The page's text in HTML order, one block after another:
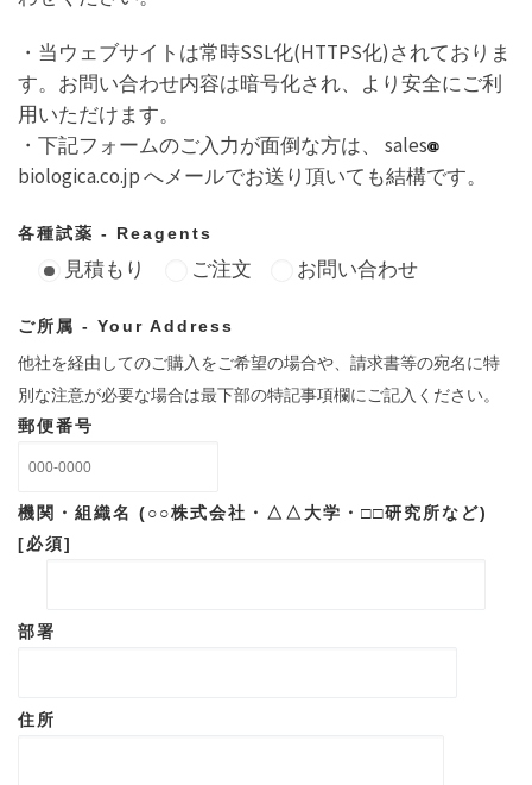
・当ウェブサイトは常時SSL化(HTTPS化)されておりま
す。お問い合わせ内容は暗号化され、より安全にご利
用いただけます。
・下記フォームのご入力が面倒な方は、 sales
biologica.co.jp へメールでお送り頂いても結構です。
各種試薬 - Reagents
見積もり ご注文 お問い合わせ
ご所属 - Your Address
他社を経由してのご購入をご希望の場合や、請求書等の宛名に特
別な注意が必要な場合は最下部の特記事項欄にご記入ください。
郵便番号
機関・組織名 (○○株式会社・△△大学・□□研究所など)
[必須]
部署
住所